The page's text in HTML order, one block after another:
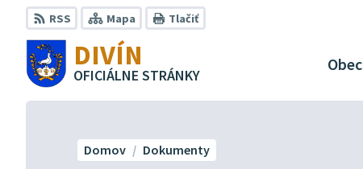
Preskočiť
na
obsah
RSS Mapa Tlačiť
DIVÍN
OFICIÁLNE STRÁNKY
Obec
Domov Dokumenty